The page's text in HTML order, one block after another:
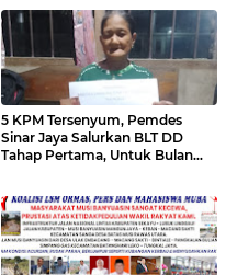
5 KPM Tersenyum, Pemdes
Sinar Jaya Salurkan BLT DD
Tahap Pertama, Untuk Bulan